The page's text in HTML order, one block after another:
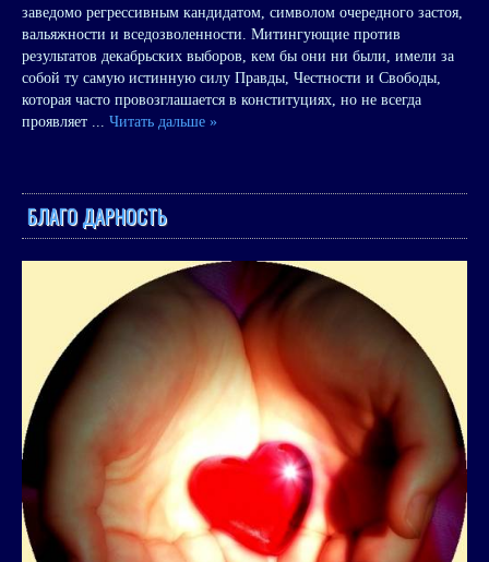
заведомо регрессивным кандидатом, символом очередного застоя,
вальяжности и вседозволенности. Митингующие против
результатов декабрьских выборов, кем бы они ни были, имели за
собой ту самую истинную силу Правды, Честности и Свободы,
которая часто провозглашается в конституциях, но не всегда
проявляет ... Читать дальше »
БЛАГО ДАРНОСТЬ